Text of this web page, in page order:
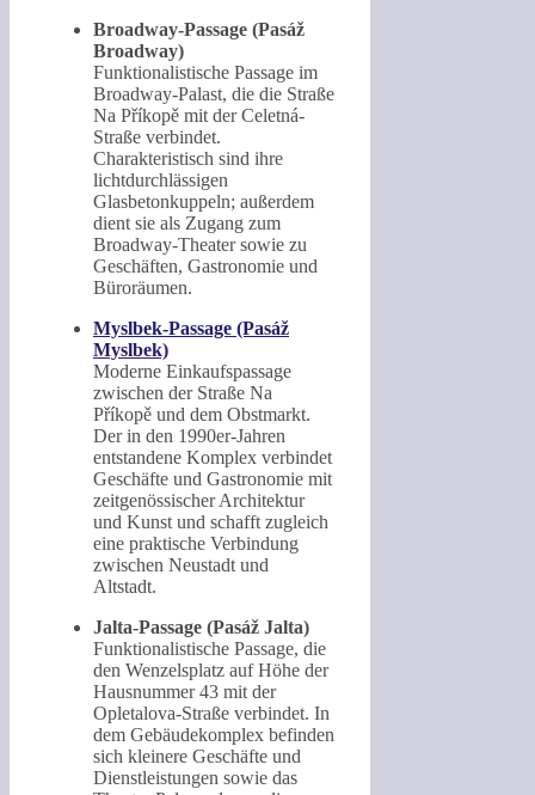
Broadway-Passage (Pasáž
Broadway)
Funktionalistische Passage im
Broadway-Palast, die die Straße
Na Příkopě mit der Celetná-
Straße verbindet.
Charakteristisch sind ihre
lichtdurchlässigen
Glasbetonkuppeln; außerdem
dient sie als Zugang zum
Broadway-Theater sowie zu
Geschäften, Gastronomie und
Büroräumen.
Myslbek-Passage (Pasáž
Myslbek)
Moderne Einkaufspassage
zwischen der Straße Na
Příkopě und dem Obstmarkt.
Der in den 1990er-Jahren
entstandene Komplex verbindet
Geschäfte und Gastronomie mit
zeitgenössischer Architektur
und Kunst und schafft zugleich
eine praktische Verbindung
zwischen Neustadt und
Altstadt.
Jalta-Passage (Pasáž Jalta)
Funktionalistische Passage, die
den Wenzelsplatz auf Höhe der
Hausnummer 43 mit der
Opletalova-Straße verbindet. In
dem Gebäudekomplex befinden
sich kleinere Geschäfte und
Dienstleistungen sowie das